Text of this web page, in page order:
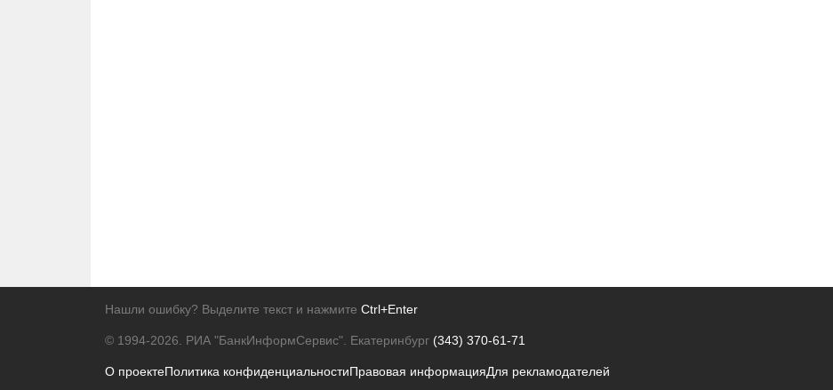
Нашли ошибку? Выделите текст и нажмите Ctrl+Enter
© 1994-2026. РИА "БанкИнформСервис". Екатеринбург (343) 370-61-71
О проектеПолитика конфиденциальностиПравовая информацияДля рекламодателей